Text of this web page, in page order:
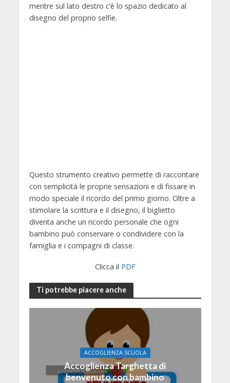
mentre sul lato destro c’è lo spazio dedicato al
disegno del proprio selfie.
Questo strumento creativo permette di raccontare
con semplicità le proprie sensazioni e di fissare in
modo speciale il ricordo del primo giorno. Oltre a
stimolare la scrittura e il disegno, il biglietto
diventa anche un ricordo personale che ogni
bambino può conservare o condividere con la
famiglia e i compagni di classe.
Clicca il PDF
Ti potrebbe piacere anche
ACCOGLIENZA SCUOLA
Accoglienza Targhetta di
benvenuto con bambino